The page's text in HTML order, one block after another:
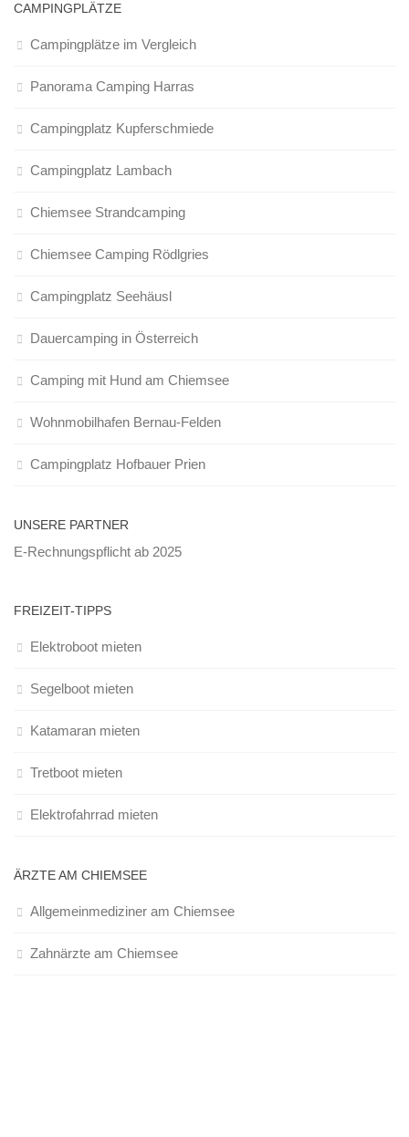
CAMPINGPLÄTZE
Campingplätze im Vergleich
Panorama Camping Harras
Campingplatz Kupferschmiede
Campingplatz Lambach
Chiemsee Strandcamping
Chiemsee Camping Rödlgries
Campingplatz Seehäusl
Dauercamping in Österreich
Camping mit Hund am Chiemsee
Wohnmobilhafen Bernau-Felden
Campingplatz Hofbauer Prien
UNSERE PARTNER
E-Rechnungspflicht ab 2025
FREIZEIT-TIPPS
Elektroboot mieten
Segelboot mieten
Katamaran mieten
Tretboot mieten
Elektrofahrrad mieten
ÄRZTE AM CHIEMSEE
Allgemeinmediziner am Chiemsee
Zahnärzte am Chiemsee